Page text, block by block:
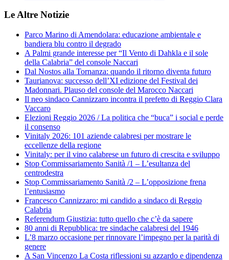
Le Altre Notizie
Parco Marino di Amendolara: educazione ambientale e
bandiera blu contro il degrado
A Palmi grande interesse per “Il Vento di Dahkla e il sole
della Calabria” del console Naccari
Dal Nostos alla Tornanza: quando il ritorno diventa futuro
Taurianova: successo dell’XI edizione del Festival dei
Madonnari. Plauso del console del Marocco Naccari
Il neo sindaco Cannizzaro incontra il prefetto di Reggio Clara
Vaccaro
Elezioni Reggio 2026 / La politica che “buca” i social e perde
il consenso
Vinitaly 2026: 101 aziende calabresi per mostrare le
eccellenze della regione
Vinitaly: per il vino calabrese un futuro di crescita e sviluppo
Stop Commissariamento Sanità /1 – L’esultanza del
centrodestra
Stop Commissariamento Sanità /2 – L’opposizione frena
l’entusiasmo
Francesco Cannizzaro: mi candido a sindaco di Reggio
Calabria
Referendum Giustizia: tutto quello che c’è da sapere
80 anni di Repubblica: tre sindache calabresi del 1946
L’8 marzo occasione per rinnovare l’impegno per la parità di
genere
A San Vincenzo La Costa riflessioni su azzardo e dipendenza